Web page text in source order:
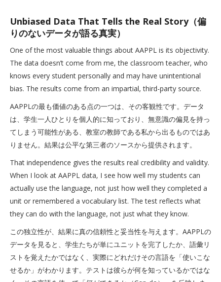
Unbiased Data That Tells the Real Story（偏
りのないデータが語る真実）
One of the most valuable things about AAPPL is its objectivity.
The data doesn’t come from me, the classroom teacher, who
knows every student personally and may have unintentional
bias. The results come from an impartial, third-party source.
AAPPLの最も価値のある点の一つは、その客観性です。データ
は、学生一人ひとりを個人的に知っており、無意識の偏見を持っ
てしまう可能性がある、教室の教師である私から出るものではあ
りません。結果は公平な第三者のソースから提供されます。
That independence gives the results real credibility and validity.
When I look at AAPPL data, I see how well my students can
actually use the language, not just how well they completed a
unit or remembered a vocabulary list. The test reflects what
they can do with the language, not just what they know.
この独立性が、結果に真の信頼性と妥当性を与えます。AAPPLの
データを見ると、学生たちが単にユニットを完了したか、語彙リ
ストを覚えたかではなく、実際にどれだけその言語を「使いこな
せるか」がわかります。テストは彼らが何を知っているかではな